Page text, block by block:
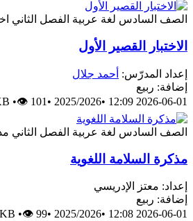
الصف السادس لغة عربية الفصل الثاني
الاختبار القصير الأول
إعداد المدرّس: أحمد جلال
إضافة: ربيع
2026-06-01 12:09
•
2025/2026
•
•👁 101
الصف السادس لغة عربية الفصل الثاني
مذكرة السلامة اللغوية
إعداد: معتز الإدريسي
إضافة: ربيع
2026-06-01 12:08
•
2025/2026
•
•👁 99